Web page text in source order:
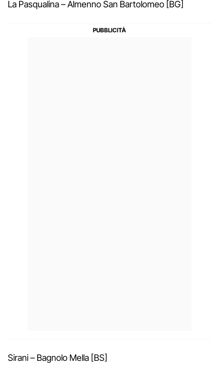
La Pasqualina – Almenno San Bartolomeo [BG]
Sirani – Bagnolo Mella [BS]